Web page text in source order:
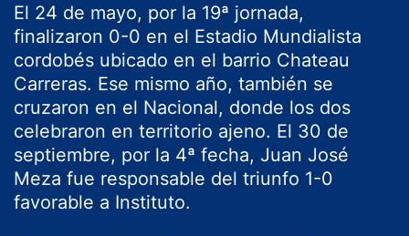
El 24 de mayo, por la 19ª jornada,
finalizaron 0-0 en el Estadio Mundialista
cordobés ubicado en el barrio Chateau
Carreras. Ese mismo año, también se
cruzaron en el Nacional, donde los dos
celebraron en territorio ajeno. El 30 de
septiembre, por la 4ª fecha, Juan José
Meza fue responsable del triunfo 1-0
favorable a Instituto.